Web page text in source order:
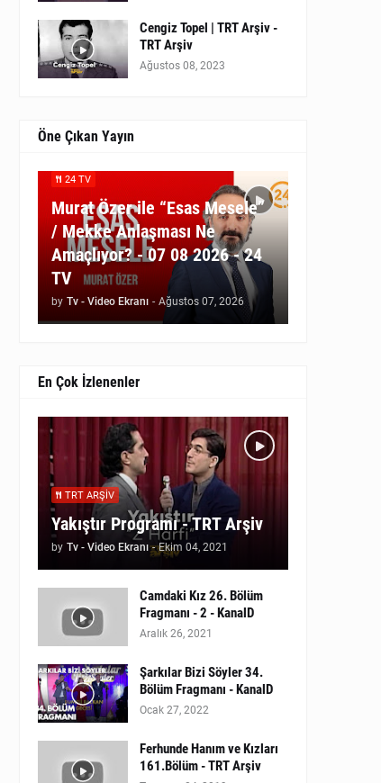
Cengiz Topel | TRT Arşiv -
TRT Arşiv
Ağustos 08, 2023
Öne Çıkan Yayın
24 TV
Murat Özer ile “Esas Mesele”
/ Mekke Anlaşması Ne
Amaçlıyor? - 07 08 2026 - 24
TV
by Tv - Video Ekranı - Ağustos 07, 2026
En Çok İzlenenler
TRT ARŞIV
Yakıştır Programı - TRT Arşiv
by Tv - Video Ekranı - Ekim 04, 2021
Camdaki Kız 26. Bölüm
Fragmanı - 2 - KanalD
Aralık 26, 2021
Şarkılar Bizi Söyler 34.
Bölüm Fragmanı - KanalD
Ocak 27, 2022
Ferhunde Hanım ve Kızları
161.Bölüm - TRT Arşiv